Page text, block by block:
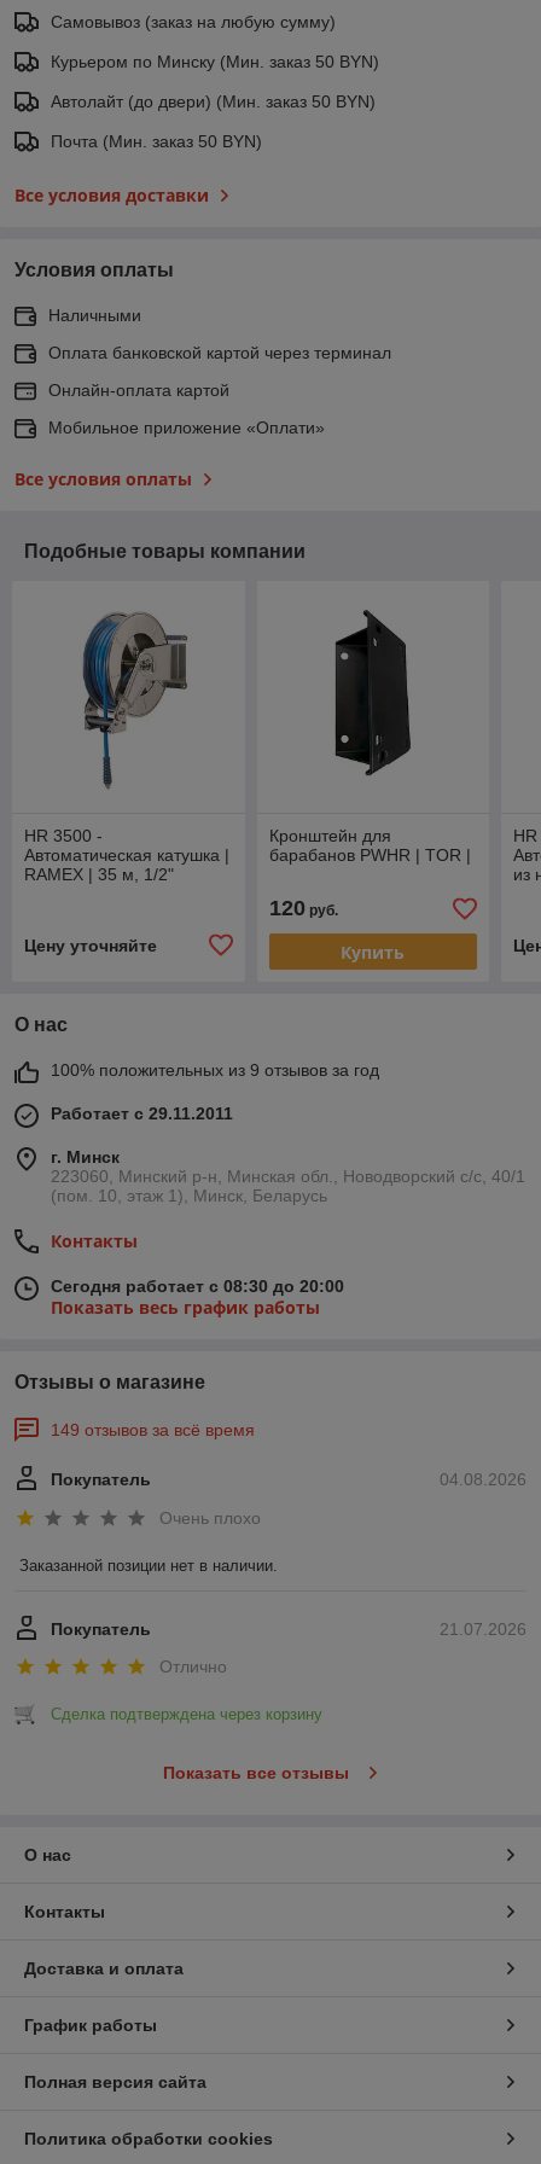
Самовывоз (заказ на любую сумму)
Курьером по Минску (Мин. заказ 50 BYN)
Автолайт (до двери) (Мин. заказ 50 BYN)
Почта (Мин. заказ 50 BYN)
Все условия доставки
Условия оплаты
Наличными
Оплата банковской картой через терминал
Онлайн-оплата картой
Мобильное приложение «Оплати»
Все условия оплаты
Подобные товары компании
HR 3500 -
Автоматическая катушка |
RAMEX | 35 м, 1/2"
Цену уточняйте
Кронштейн для
барабанов PWHR | TOR |
120руб.
Купить
из
О нас
100% положительных из 9 отзывов за год
Работает с 29.11.2011
г. Минск
223060, Минский р-н, Минская обл., Новодворский с/с, 40/1
(пом. 10, этаж 1), Минск, Беларусь
Контакты
Сегодня работает с 08:30 до 20:00
Показать весь график работы
Отзывы о магазине
149 отзывов за всё время
04.08.2026
Покупатель
Очень плохо
Заказанной позиции нет в наличии.
21.07.2026
Покупатель
Отлично
Сделка подтверждена через корзину
Показать все отзывы
О нас
Контакты
Доставка и оплата
График работы
Полная версия сайта
Политика обработки cookies